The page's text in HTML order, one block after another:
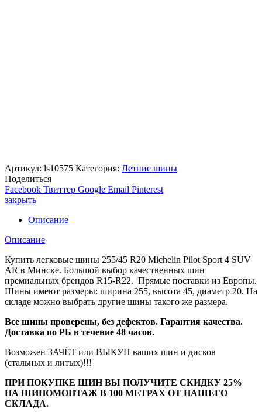
Артикул: ls10575 Категория: Летние шины
Поделиться
Facebook Твиттер Google Email Pinterest
закрыть
Описание
Описание
Купить легковые шины 255/45 R20 Michelin Pilot Sport 4 SUV
AR в Минске. Большой выбор качественных шин
премиальных брендов R15-R22. Прямые поставки из Европы.
Шины имеют размеры: ширина 255, высота 45, диаметр 20. На
складе можно выбрать другие шины такого же размера.
Все шины проверены, без дефектов. Гарантия качества.
Доставка по РБ в течение 48 часов.
Возможен ЗАЧЁТ или ВЫКУП ваших шин и дисков
(стальных и литых)!!!
ПРИ ПОКУПКЕ ШИН ВЫ ПОЛУЧИТЕ СКИДКУ 25%
НА ШИНОМОНТАЖ В 100 МЕТРАХ ОТ НАШЕГО
СКЛАДА.